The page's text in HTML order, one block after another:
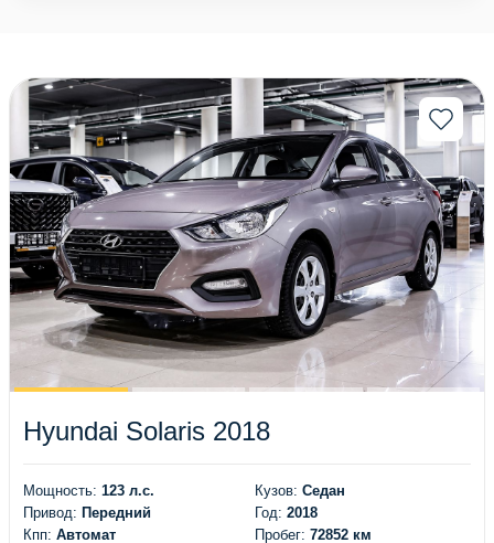
(72)
(59)
(42)
(32)
(28)
(12)
(18)
(14)
(6)
(199)
(34)
(14)
(77)
(11)
(20)
(1)
(4)
(3)
(33)
(74)
Hyundai Solaris 2018
Мощность: 123 л.с.
Привод: Передний
Кпп: Автомат
Кузов: Седан
Год: 2018
Пробег: 72852 км